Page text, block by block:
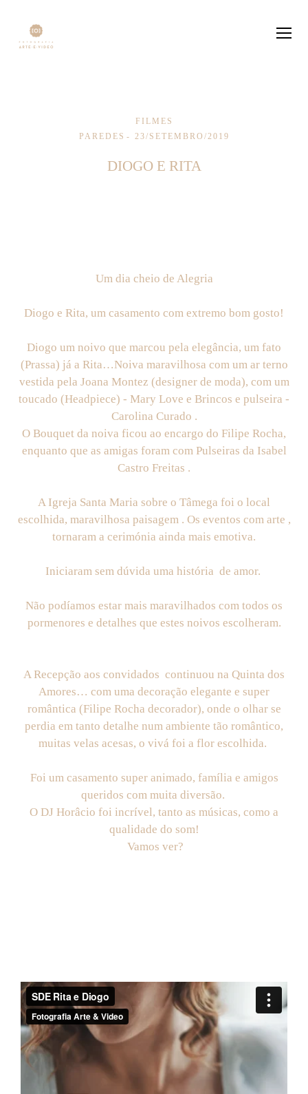
FILMES
PAREDES
23/SETEMBRO/2019
DIOGO E RITA
Um dia cheio de Alegria
Diogo e Rita, um casamento com extremo bom gosto!
Diogo um noivo que marcou pela elegância, um fato
(Prassa) já a Rita…Noiva maravilhosa com um ar terno
vestida pela Joana Montez (designer de moda), com um
toucado (Headpiece) - Mary Love e Brincos e pulseira -
Carolina Curado .
O Bouquet da noiva ficou ao encargo do Filipe Rocha,
enquanto que as amigas foram com Pulseiras da Isabel
Castro Freitas .
A Igreja Santa Maria sobre o Tâmega foi o local
escolhida, maravilhosa paisagem . Os eventos com arte ,
tornaram a cerimónia ainda mais emotiva.
Iniciaram sem dúvida uma história de amor.
Não podíamos estar mais maravilhados com todos os
pormenores e detalhes que estes noivos escolheram.
A Recepção aos convidados continuou na Quinta dos
Amores… com uma decoração elegante e super
romântica (Filipe Rocha decorador), onde o olhar se
perdia em tanto detalhe num ambiente tão romântico,
muitas velas acesas, o vivá foi a flor escolhida.
Foi um casamento super animado, família e amigos
queridos com muita diversão.
O DJ Horâcio foi incrível, tanto as músicas, como a
qualidade do som!
Vamos ver?